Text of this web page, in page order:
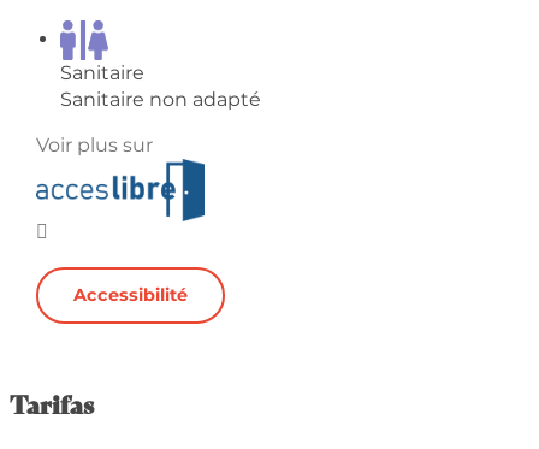
Sanitaire
Sanitaire non adapté
Voir plus sur
Accessibilité
Tarifas